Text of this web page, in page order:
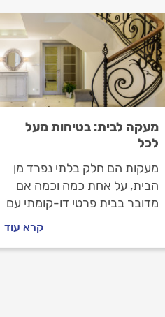
מעקה לבית: בטיחות מעל
לכל
מעקות הם חלק בלתי נפרד מן
הבית, על אחת כמה וכמה אם
מדובר בבית פרטי דו-קומתי עם
אם אתם בונים בית חדש או
משפצים בית קיים, חשוב להכיר
קרא עוד